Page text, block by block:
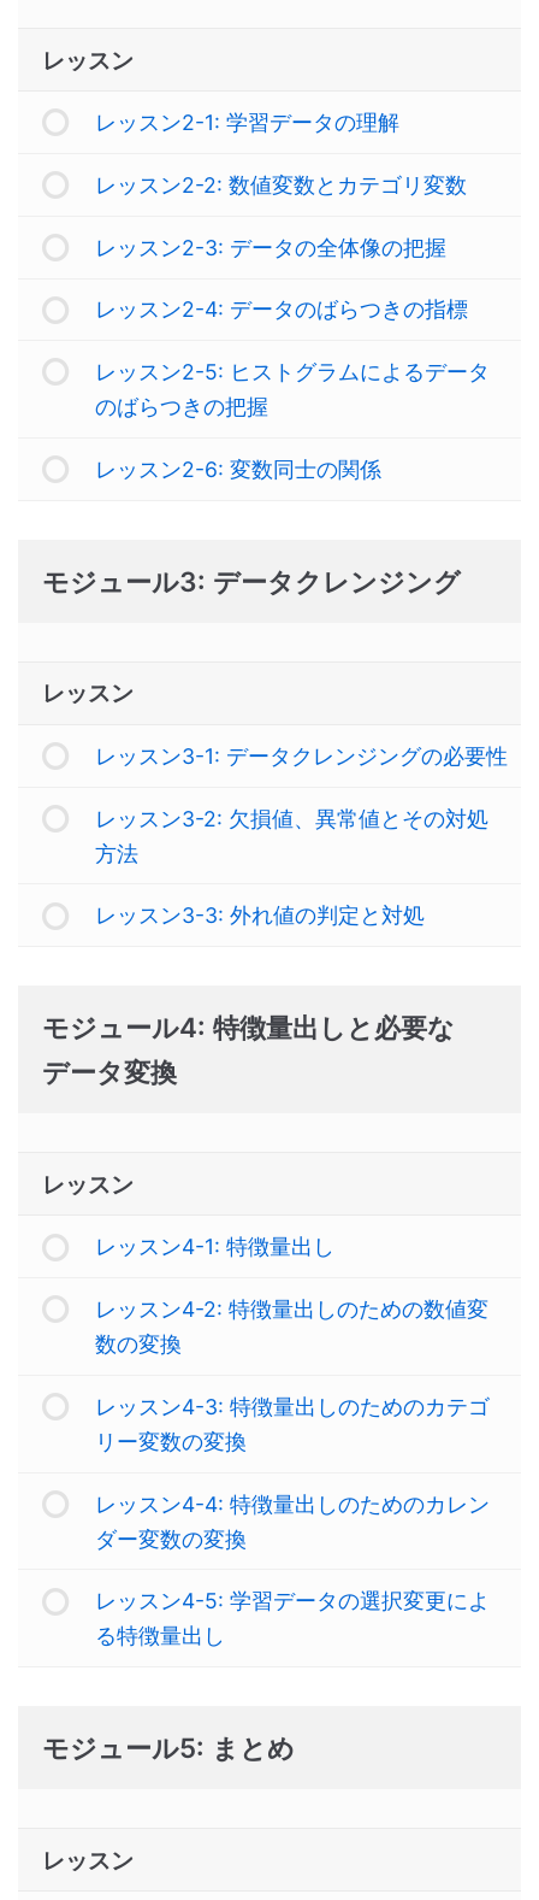
レッスン
レッスン2-1: 学習データの理解
レッスン2-2: 数値変数とカテゴリ変数
レッスン2-3: データの全体像の把握
レッスン2-4: データのばらつきの指標
レッスン2-5: ヒストグラムによるデータ
のばらつきの把握
レッスン2-6: 変数同士の関係
モジュール3: データクレンジング
レッスン
レッスン3-1: データクレンジングの必要性
レッスン3-2: 欠損値、異常値とその対処
方法
レッスン3-3: 外れ値の判定と対処
モジュール4: 特徴量出しと必要な
データ変換
レッスン
レッスン4-1: 特徴量出し
レッスン4-2: 特徴量出しのための数値変
数の変換
レッスン4-3: 特徴量出しのためのカテゴ
リー変数の変換
レッスン4-4: 特徴量出しのためのカレン
ダー変数の変換
レッスン4-5: 学習データの選択変更によ
る特徴量出し
モジュール5: まとめ
レッスン